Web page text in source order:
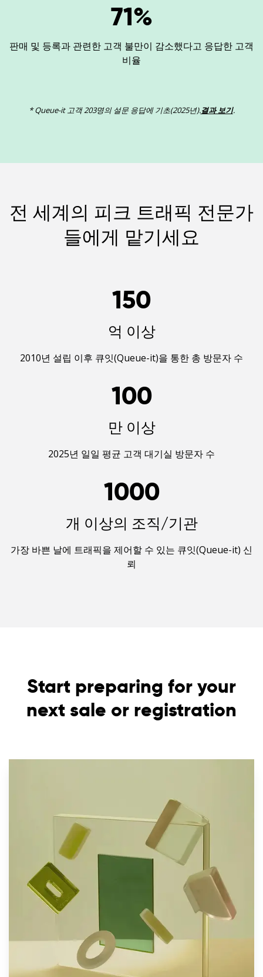
71%
판매 및 등록과 관련한 고객 불만이 감소했다고 응답한 고객
비율
* Queue-it 고객 203명의 설문 응답에 기초(2025년).결과 보기.
전 세계의 피크 트래픽 전문가
들에게 맡기세요
150
억 이상
2010년 설립 이후 큐잇(Queue-it)을 통한 총 방문자 수
100
만 이상
2025년 일일 평균 고객 대기실 방문자 수
1000
개 이상의 조직/기관
가장 바쁜 날에 트래픽을 제어할 수 있는 큐잇(Queue-it) 신
뢰
Start preparing for your
next sale or registration